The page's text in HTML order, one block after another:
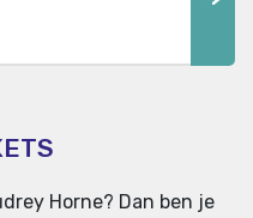
Horne? Dan ben je